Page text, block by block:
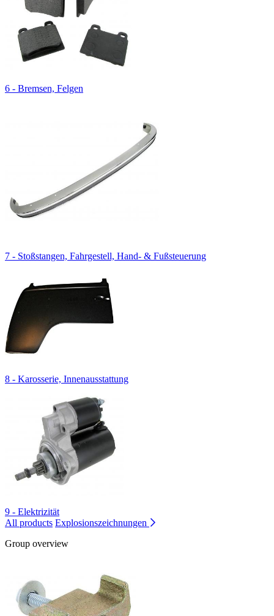
6 - Bremsen, Felgen
7 - Stoßstangen, Fahrgestell, Hand- & Fußsteuerung
8 - Karosserie, Innenausstattung
9 - Elektrizität
All products Explosionszeichnungen
Group overview